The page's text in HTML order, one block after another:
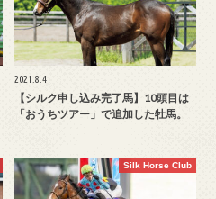
2021.8.4
【シルク申し込み完了馬】10頭目は
「おうちツアー」で追加した牡馬。
Silk Horse Club